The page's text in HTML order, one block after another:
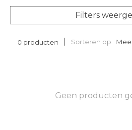
Filters
0 producten Sorteren op
Geen producten